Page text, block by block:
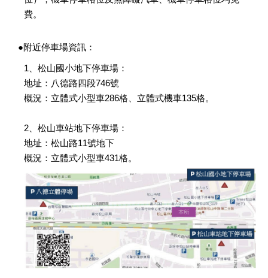
費。
●附近停車場資訊：
1、松山國小地下停車場：
地址：八德路四段746號
概況：立體式小型車286格、立體式機車135格。
2、松山車站地下停車場：
地址：松山路11號地下
概況：立體式小型車431格。